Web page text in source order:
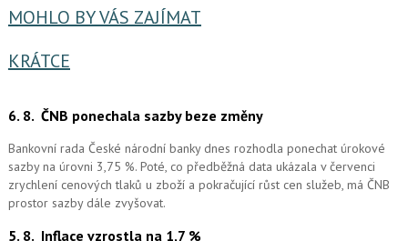
MOHLO BY VÁS ZAJÍMAT
KRÁTCE
6. 8. ČNB ponechala sazby beze změny
Bankovní rada České národní banky dnes rozhodla ponechat úrokové
sazby na úrovni 3,75 %. Poté, co předběžná data ukázala v červenci
zrychlení cenových tlaků u zboží a pokračující růst cen služeb, má ČNB
prostor sazby dále zvyšovat.
5. 8. Inflace vzrostla na 1,7 %